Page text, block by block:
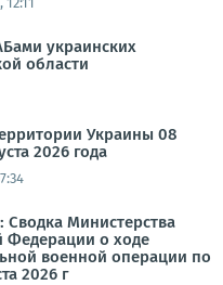
украинских
области
Украины 08
2026 года
Министерства
Федерации о ходе
военной операции по
2026 г